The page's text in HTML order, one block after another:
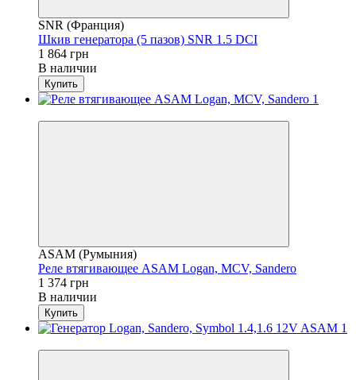
SNR (Франция)
Шкив генератора (5 пазов) SNR 1.5 DCI
1 864 грн
В наличии
Купить
ASAM (Румыния)
Реле втягивающее ASAM Logan, MCV, Sandero
1 374 грн
В наличии
Купить